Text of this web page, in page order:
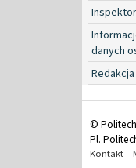
danych
Redakcja
©
Pl.
Kontakt